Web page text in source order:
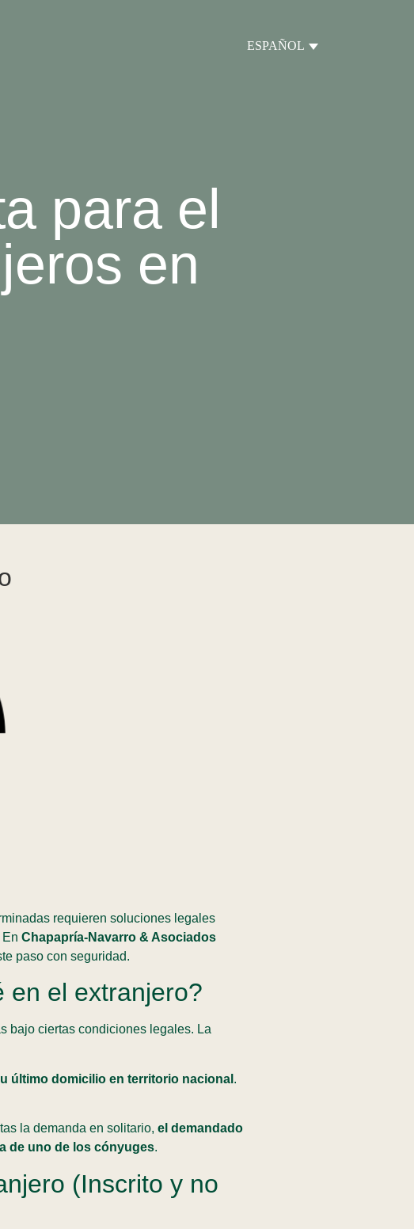
ESPAÑOL
para el
en
requieren soluciones legales
Chapapría-Navarro & Asociados
paso con seguridad.
en el extranjero?
bajo ciertas condiciones legales. La
último domicilio en territorio nacional .
la demanda en solitario, el demandado
de uno de los cónyuges.
(Inscrito y no